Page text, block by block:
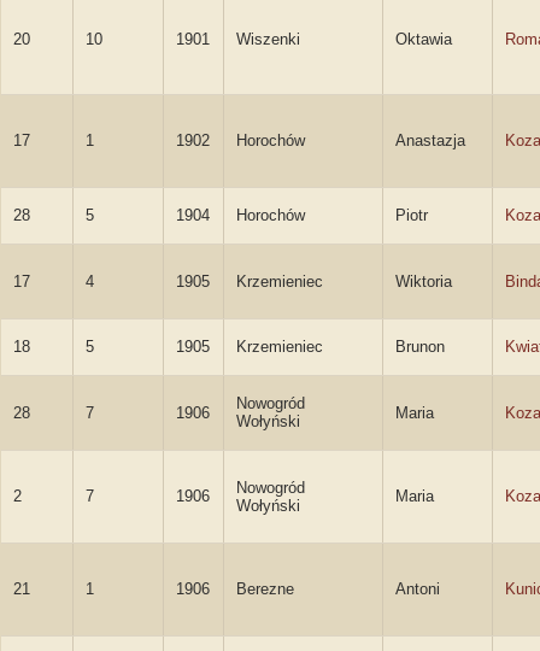
20 10 1901 Wiszenki Oktawia
17 1 1902 Horochów Anastazja
28 5 1904 Horochów Piotr
17 4 1905 Krzemieniec Wiktoria
18 5 1905 Krzemieniec Brunon
28 7 1906
Nowogród
Wołyński
Maria
2 7 1906
Nowogród
Wołyński
Maria
21 1 1906 Berezne Antoni